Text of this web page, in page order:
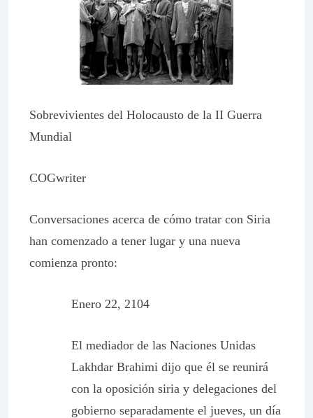
Sobrevivientes del Holocausto de la II Guerra
Mundial
COGwriter
Conversaciones acerca de cómo tratar con Siria
han comenzado a tener lugar y una nueva
comienza pronto:
Enero 22, 2104
El mediador de las Naciones Unidas
Lakhdar Brahimi dijo que él se reunirá
con la oposición siria y delegaciones del
gobierno separadamente el jueves, un día